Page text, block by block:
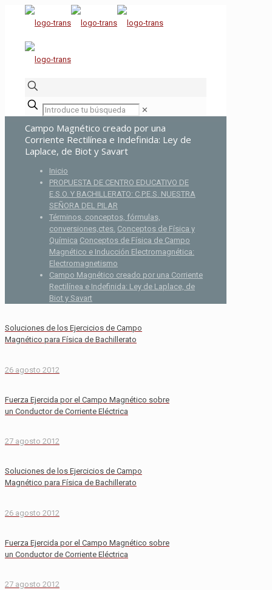
✕
Campo Magnético creado por una
Corriente Rectilínea e Indefinida: Ley de
Laplace, de Biot y Savart
Inicio
PROPUESTA DE CENTRO EDUCATIVO DE
E.S.O. Y BACHILLERATO: C.P.E.S. NUESTRA
SEÑORA DEL PILAR
Términos, conceptos, fórmulas,
conversiones,ctes. Conceptos de Física y
Química Conceptos de Física de Campo
Magnético e Inducción Electromagnética:
Electromagnetismo
Campo Magnético creado por una Corriente
Rectilínea e Indefinida: Ley de Laplace, de
Biot y Savart
Soluciones de los Ejercicios de Campo
Magnético para Física de Bachillerato
26 agosto 2012
Fuerza Ejercida por el Campo Magnético sobre
un Conductor de Corriente Eléctrica
27 agosto 2012
Soluciones de los Ejercicios de Campo
Magnético para Física de Bachillerato
26 agosto 2012
Fuerza Ejercida por el Campo Magnético sobre
un Conductor de Corriente Eléctrica
27 agosto 2012